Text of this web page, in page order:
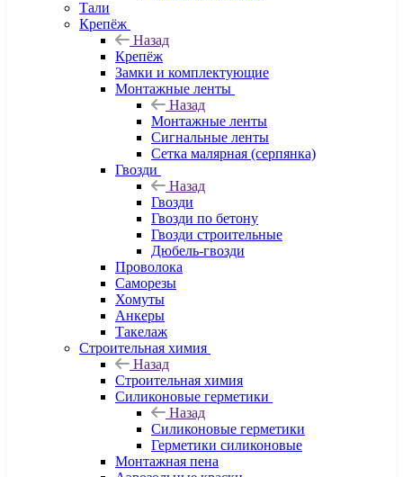
Тали
Крепёж
Назад
Крепёж
Замки и комплектующие
Монтажные ленты
Назад
Монтажные ленты
Сигнальные ленты
Сетка малярная (серпянка)
Гвозди
Назад
Гвозди
Гвозди по бетону
Гвозди строительные
Дюбель-гвозди
Проволока
Саморезы
Хомуты
Анкеры
Такелаж
Строительная химия
Назад
Строительная химия
Силиконовые герметики
Назад
Силиконовые герметики
Герметики силиконовые
Монтажная пена